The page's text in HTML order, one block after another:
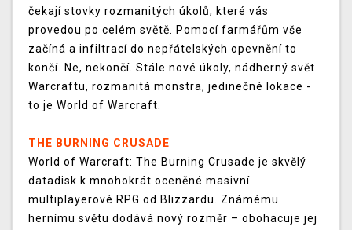
čekají stovky rozmanitých úkolů, které vás
provedou po celém světě. Pomocí farmářům vše
začíná a infiltrací do nepřátelských opevnění to
končí. Ne, nekončí. Stále nové úkoly, nádherný svět
Warcraftu, rozmanitá monstra, jedinečné lokace -
to je World of Warcraft.
THE BURNING CRUSADE
World of Warcraft: The Burning Crusade je skvělý
datadisk k mnohokrát oceněné masivní
multiplayerové RPG od Blizzardu. Známému
hernímu světu dodává nový rozměr – obohacuje jej